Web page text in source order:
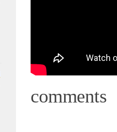
comments